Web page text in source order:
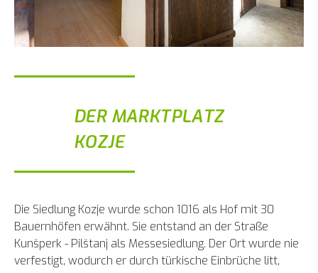
DER MARKTPLATZ
KOZJE
Die Siedlung Kozje wurde schon 1016 als Hof mit 30
Bauernhöfen erwähnt. Sie entstand an der Straße
Kunšperk - Pilštanj als Messesiedlung. Der Ort wurde nie
verfestigt, wodurch er durch türkische Einbrüche litt,